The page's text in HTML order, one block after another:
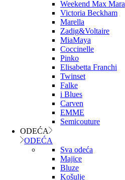
Weekend Max Mara
Victoria Beckham
Marella
Zadig&Voltaire
MiaMaya
Coccinelle
Pinko
Elisabetta Franchi
Twinset
Falke
i Blues
Carven
EMME
Semicouture
ODEĆA
ODEĆA
Sva odeća
Majice
Bluze
Košulje